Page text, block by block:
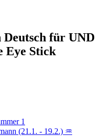
für UND
Eye Stick
1
(21.1. - 19.2.) ♒